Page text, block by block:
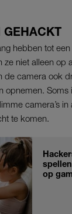
GEHACKT
hebben tot
ze niet alleen op
de camera ook
opnemen. Soms
camera’s
te komen.
op